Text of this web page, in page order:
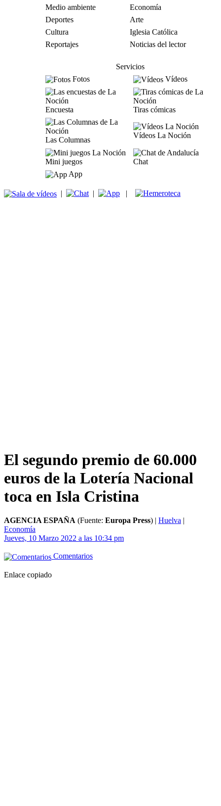
Medio ambiente
Economía
Deportes
Arte
Cultura
Iglesia Católica
Reportajes
Noticias del lector
Servicios
Fotos
Vídeos
Encuesta Tiras cómicas
Las Columnas
Vídeos La Noción
Mini juegos
Chat
App
| | |
El segundo premio de 60.000
euros de la Lotería Nacional
toca en Isla Cristina
AGENCIA ESPAÑA (Fuente: Europa Press) | Huelva |
Economía
Jueves, 10 Marzo 2022 a las 10:34 pm
Comentarios
Enlace copiado